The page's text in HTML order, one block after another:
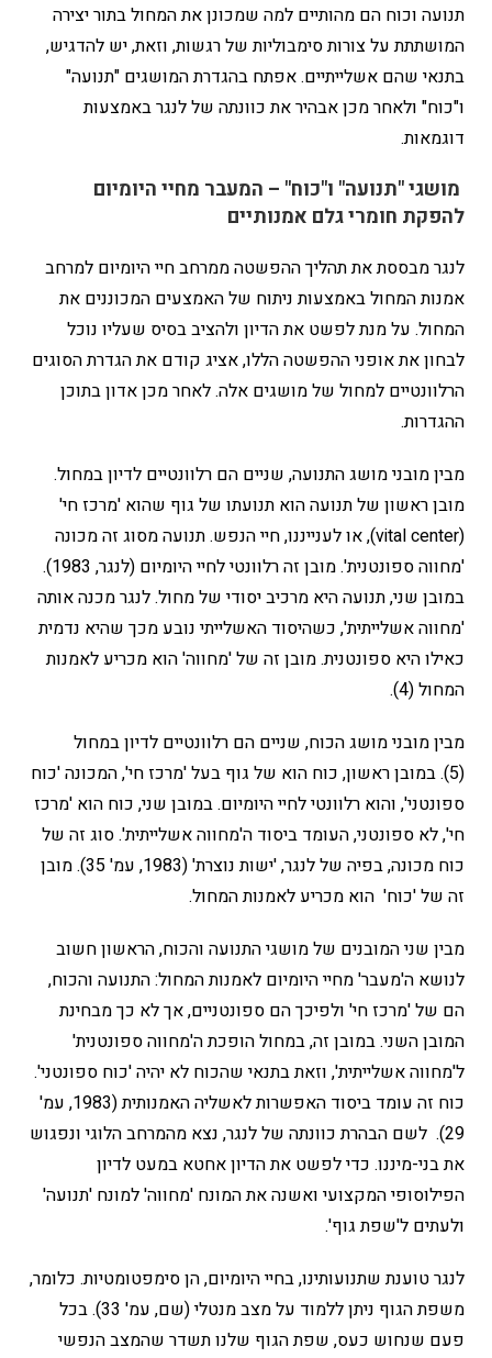
תנועה וכוח הם מהותיים למה שמכונן את המחול בתור יצירה
המושתתת על צורות סימבוליות של רגשות, וזאת, יש להדגיש,
בתנאי שהם אשלייתיים. אפתח בהגדרת המושגים "תנועה"
ו"כוח" ולאחר מכן אבהיר את כוונתה של לנגר באמצעות
דוגמאות.
מושגי "תנועה" ו"כוח" – המעבר מחיי היומיום
להפקת חומרי גלם אמנותיים
לנגר מבססת את תהליך ההפשטה ממרחב חיי היומיום למרחב
אמנות המחול באמצעות ניתוח של האמצעים המכוננים את
המחול. על מנת לפשט את הדיון ולהציב בסיס שעליו נוכל
לבחון את אופני ההפשטה הללו, אציג קודם את הגדרת הסוגים
הרלוונטיים למחול של מושגים אלה. לאחר מכן אדון בתוכן
ההגדרות.
מבין מובני מושג התנועה, שניים הם רלוונטיים לדיון במחול.
מובן ראשון של תנועה הוא תנועתו של גוף שהוא 'מרכז חי'
(vital center), או לענייננו, חיי הנפש. תנועה מסוג זה מכונה
'מחווה ספונטנית'. מובן זה רלוונטי לחיי היומיום (לנגר, 1983).
במובן שני, תנועה היא מרכיב יסודי של מחול. לנגר מכנה אותה
'מחווה אשלייתית', כשהיסוד האשלייתי נובע מכך שהיא נדמית
כאילו היא ספונטנית. מובן זה של 'מחווה' הוא מכריע לאמנות
המחול (4).
מבין מובני מושג הכוח, שניים הם רלוונטיים לדיון במחול
(5).
במובן ראשון, כוח הוא של גוף בעל 'מרכז חי', המכונה 'כוח
ספונטני', והוא רלוונטי לחיי היומיום. במובן שני, כוח הוא 'מרכז
חי', לא ספונטני, העומד ביסוד ה'מחווה אשלייתית'. סוג זה של
כוח מכונה, בפיה של לנגר, 'ישות נוצרת' (1983, עמ' 35). מובן
זה של 'כוח' הוא מכריע לאמנות המחול.
מבין שני המובנים של מושגי התנועה והכוח, הראשון חשוב
לנושא ה'מעבר' מחיי היומיום לאמנות המחול: התנועה והכוח,
הם של 'מרכז חי' ולפיכך הם ספונטניים, אך לא כך מבחינת
המובן השני. במובן זה, במחול הופכת ה'מחווה ספונטנית'
ל'מחווה אשלייתית', וזאת בתנאי שהכוח לא יהיה 'כוח ספונטני'.
כוח זה עומד ביסוד האפשרות לאשליה האמנותית (1983, עמ'
29). לשם הבהרת כוונתה של לנגר, נצא מהמרחב הלוגי ונפגוש
את בני-מיננו. כדי לפשט את הדיון אחטא במעט לדיון
הפילוסופי המקצועי ואשנה את המונח 'מחווה' למונח 'תנועה'
ולעתים ל'שפת גוף'.
לנגר טוענת שתנועותינו, בחיי היומיום, הן סימפטומטיות. כלומר,
משפת הגוף ניתן ללמוד על מצב מנטלי (שם, עמ' 33). בכל
פעם שנחוש כעס, שפת הגוף שלנו תשדר שהמצב הנפשי